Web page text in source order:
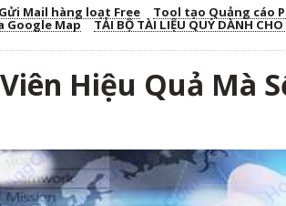
Mail hàng loạt Free Tool tạo Quảng cáo
Google Map TẢI BỘ TÀI LIỆU QUÝ DÀNH CHO
Hiệu Quả Mà